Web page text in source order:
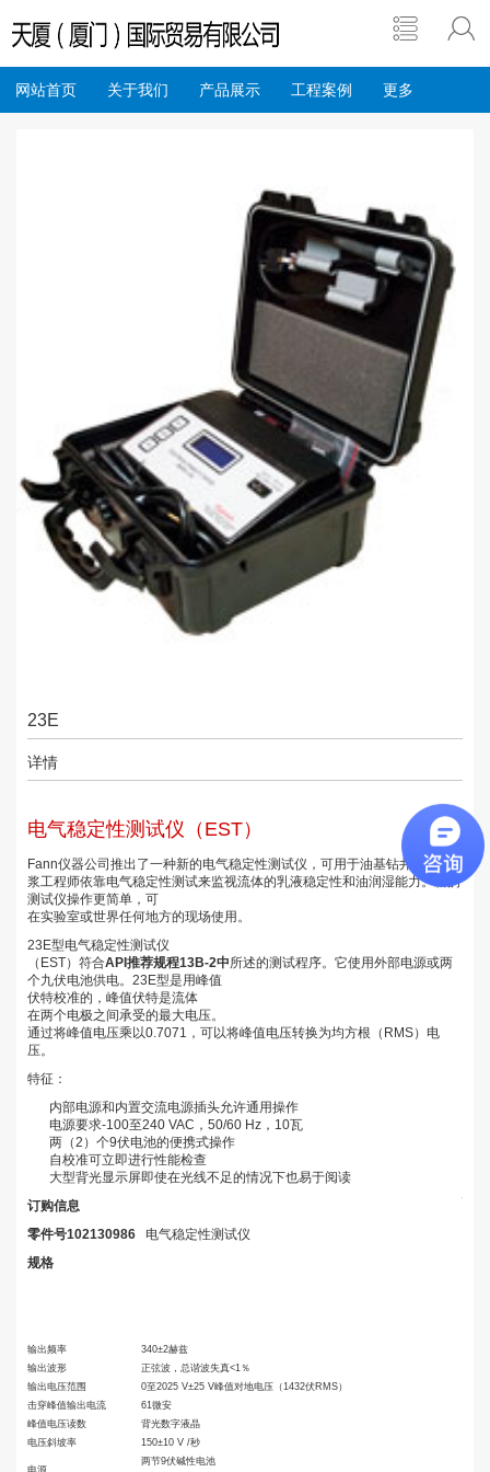
网站首页 关于我们 产品展示 工程案例 更多
23E
详情
电气稳定性测试仪（EST）
Fann仪器公司推出了一种新的电气稳定性测试仪，可用于油基钻井液。泥
浆工程师依靠电气稳定性测试来监视流体的乳液稳定性和油润湿能力。 新的
测试仪操作更简单，可
在实验室或世界任何地方的现场使用。
23E型电气稳定性测试仪
（EST）符合API推荐规程13B-2中所述的测试程序。 它使用外部电源或两
个九伏电池供电。 23E型是用峰值
伏特校准的，峰值伏特是流体
在两个电极之间承受的最大电压。
通过将峰值电压乘以0.7071，可以将峰值电压转换为均方根（RMS）电
压。
特征：
内部电源和内置交流电源插头允许通用操作
电源要求-100至240 VAC，50/60 Hz，10瓦
两（2）个9伏电池的便携式操作
自校准可立即进行性能检查
大型背光显示屏即使在光线不足的情况下也易于阅读
订购信息
零件号102130986 电气稳定性测试仪
规格
输出频率
340±2赫兹
输出波形
正弦波，总谐波失真<1％
输出电压范围
0至2025 V±25 V峰值对地电压（1432伏RMS）
击穿峰值输出电流
61微安
峰值电压读数
背光数字液晶
电压斜坡率
150±10 V /秒
两节9伏碱性电池